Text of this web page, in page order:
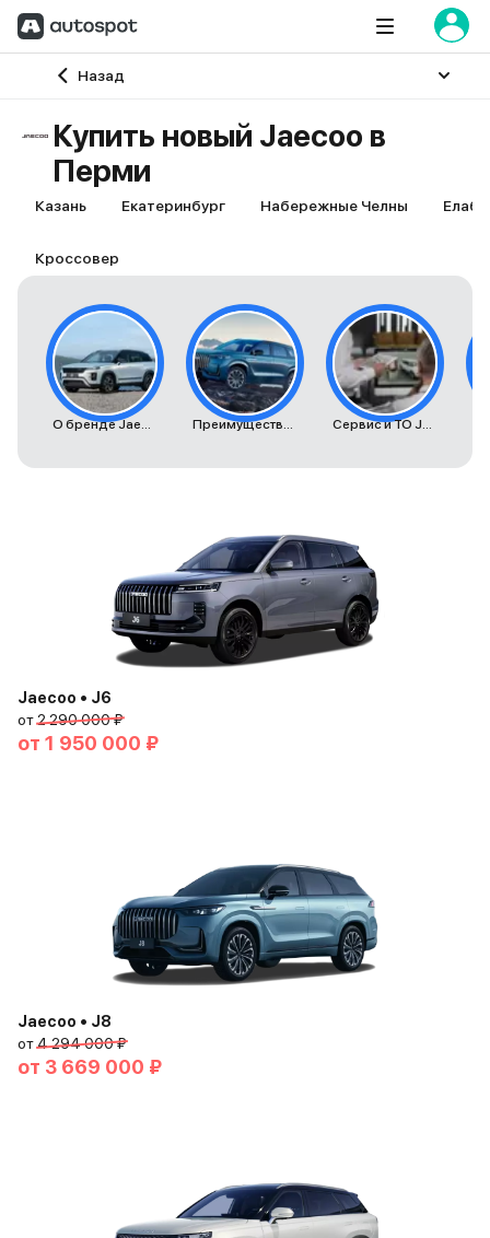
Назад
Главная
Купить новый Jaecoo в
Перми
Казань Екатеринбург Набережные Челны
Кроссовер
О бренде Jaecoo Преимущества автомобилей Jaecoo Сервис и ТО Jaecoo
Jaecoo • J6
от2 290 000 ₽
от 1 950 000 ₽
Jaecoo • J8
от4 294 000 ₽
от 3 669 000 ₽